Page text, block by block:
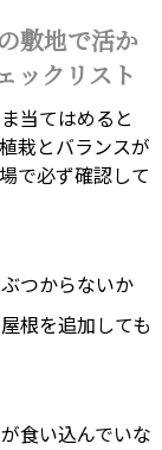
敷地で活か
ックリスト
当てはめると
栽とバランスが
で必ず確認して
つからないか
根を追加しても
食い込んでいな